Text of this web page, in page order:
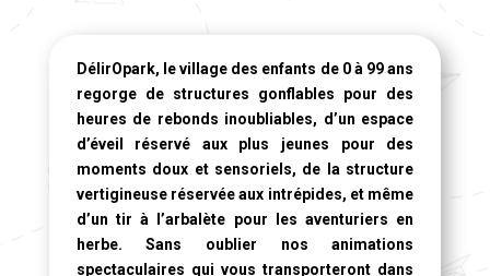
DélirOpark, le village des enfants de 0 à 99 ans
regorge de structures gonflables pour des
heures de rebonds inoubliables, d’un espace
d’éveil réservé aux plus jeunes pour des
moments doux et sensoriels, de la structure
vertigineuse réservée aux intrépides, et même
d’un tir à l’arbalète pour les aventuriers en
herbe. Sans oublier nos animations
spectaculaires qui vous transporteront dans